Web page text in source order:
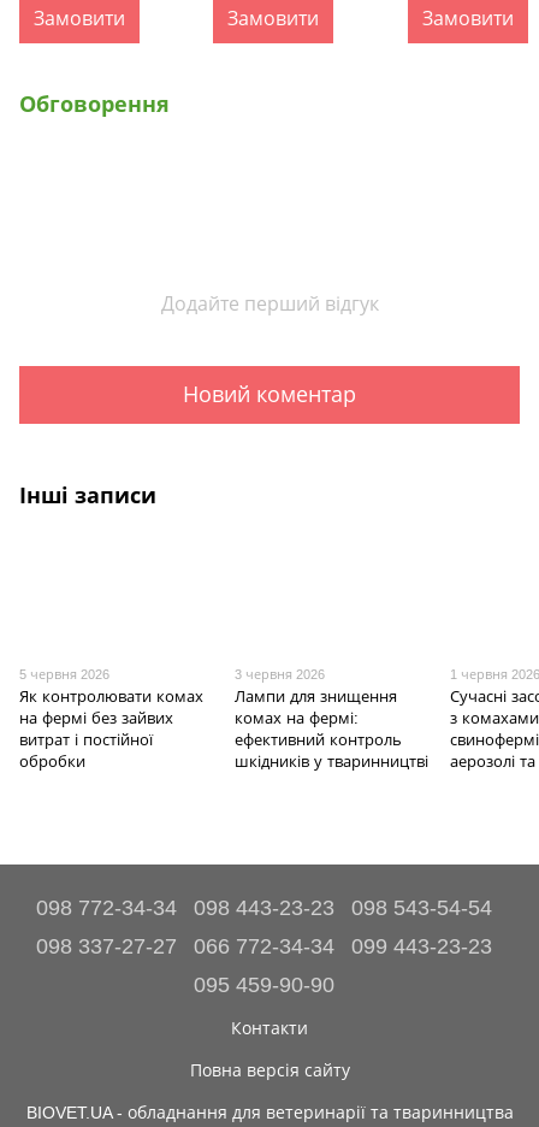
Замовити Замовити Замовити
Обговорення
Додайте перший відгук
Новий коментар
Інші записи
5 червня 2026
Як контролювати комах
на фермі без зайвих
витрат і постійної
обробки
3 червня 2026
Лампи для знищення
комах на фермі:
ефективний контроль
шкідників у тваринництві
1 червня
Сучасні
з
аерозолі
098 772-34-34 098 443-23-23
098 543-54-54
098 337-27-27
066 772-34-34
099 443-23-23
095 459-90-90
Контакти
Повна версія сайту
BIOVET.UA - обладнання для ветеринарії та тваринництва